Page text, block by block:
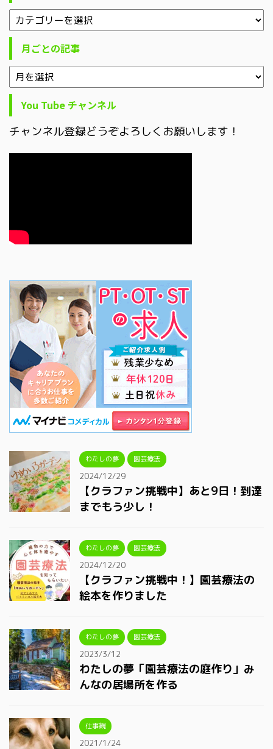
月ごとの記事
You Tube チャンネル
チャンネル登録どうぞよろしくお願いします！
わたしの夢 園芸療法
2024/12/29
【クラファン挑戦中】あと9日！到達
までもう少し！
わたしの夢 園芸療法
2024/12/20
【クラファン挑戦中！】園芸療法の
絵本を作りました
わたしの夢 園芸療法
2023/3/12
わたしの夢「園芸療法の庭作り」み
んなの居場所を作る
仕事観
2021/1/24